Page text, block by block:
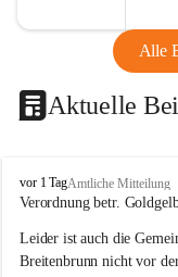
Alle
Aktuelle
B
r
i
t
vor 1 TagAmtliche Mitteilung
Verordnung betr.
Leider ist auch die
Breitenbrunn nicht vor